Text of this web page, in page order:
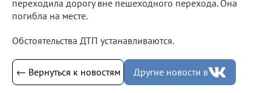
переходила дорогу вне пешеходного перехода. Она
погибла на месте.
Обстоятельства ДТП устанавливаются.
← Вернуться к новостям Другие новости в